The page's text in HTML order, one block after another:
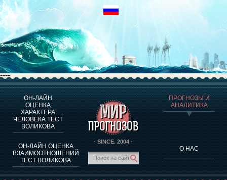
----
ОН-ЛАЙН
ОЦЕНКА
ХАРАКТЕРА
ЧЕЛОВЕКА ТЕСТ
ВОЛИКОВА
ОН-ЛАЙН ОЦЕНКА
ВЗАИМООТНОШЕНИЙ
ТЕСТ ВОЛИКОВА
· SINCE. 2004 ·
ПРОГНОЗЫ И
АНАЛИТИКА
О НАС
О ПРОГРАММЕ
ОЦЕНКА ХАРАКТЕРA ЧЕЛОВЕКА
ОЦЕНКА ХАРАКТЕРА ВЫДАЮЩИХСЯ ЛИЧНОСТЕЙ
О ПРОГРАММЕ
ТЕСТ НА СОВМЕСТИМОСТЬ ВОЛИКОВА
ПРОГНОЗЫ И АНАЛИТИКА